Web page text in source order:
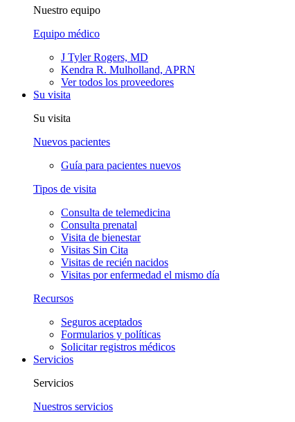
Nuestro equipo
Equipo médico
J Tyler Rogers, MD
Kendra R. Mulholland, APRN
Ver todos los proveedores
Su visita
Su visita
Nuevos pacientes
Guía para pacientes nuevos
Tipos de visita
Consulta de telemedicina
Consulta prenatal
Visita de bienestar
Visitas Sin Cita
Visitas de recién nacidos
Visitas por enfermedad el mismo día
Recursos
Seguros aceptados
Formularios y políticas
Solicitar registros médicos
Servicios
Servicios
Nuestros servicios